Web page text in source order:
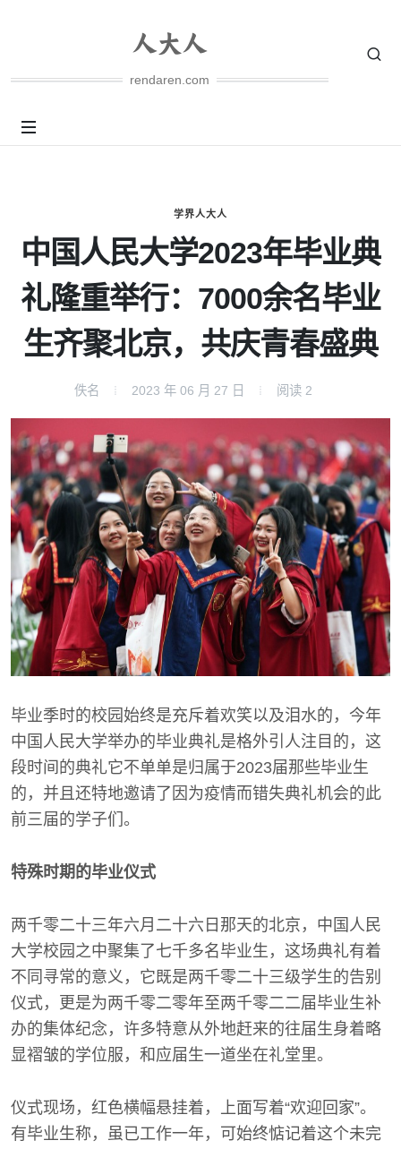
rendaren.com
学界人大人
中国人民大学2023年毕业典
礼隆重举行：7000余名毕业
生齐聚北京，共庆青春盛典
佚名 2023 年 06 月 27 日 阅读 2
毕业季时的校园始终是充斥着欢笑以及泪水的，今年
中国人民大学举办的毕业典礼是格外引人注目的，这
段时间的典礼它不单单是归属于2023届那些毕业生
的，并且还特地邀请了因为疫情而错失典礼机会的此
前三届的学子们。
特殊时期的毕业仪式
两千零二十三年六月二十六日那天的北京，中国人民
大学校园之中聚集了七千多名毕业生，这场典礼有着
不同寻常的意义，它既是两千零二十三级学生的告别
仪式，更是为两千零二零年至两千零二二届毕业生补
办的集体纪念，许多特意从外地赶来的往届生身着略
显褶皱的学位服，和应届生一道坐在礼堂里。
仪式现场，红色横幅悬挂着，上面写着“欢迎回家”。
有毕业生称，虽已工作一年，可始终惦记着这个未完